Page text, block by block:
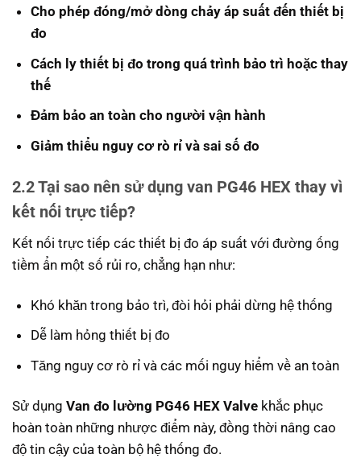
Cho phép đóng/mở dòng chảy áp suất đến thiết bị
đo
Cách ly thiết bị đo trong quá trình bảo trì hoặc thay
thế
Đảm bảo an toàn cho người vận hành
Giảm thiểu nguy cơ rò rỉ và sai số đo
2.2 Tại sao nên sử dụng van PG46 HEX thay vì
kết nối trực tiếp?
Kết nối trực tiếp các thiết bị đo áp suất với đường ống
tiềm ẩn một số rủi ro, chẳng hạn như:
Khó khăn trong bảo trì, đòi hỏi phải dừng hệ thống
Dễ làm hỏng thiết bị đo
Tăng nguy cơ rò rỉ và các mối nguy hiểm về an toàn
Sử dụng Van đo lường PG46 HEX Valve khắc phục
hoàn toàn những nhược điểm này, đồng thời nâng cao
độ tin cậy của toàn bộ hệ thống đo.